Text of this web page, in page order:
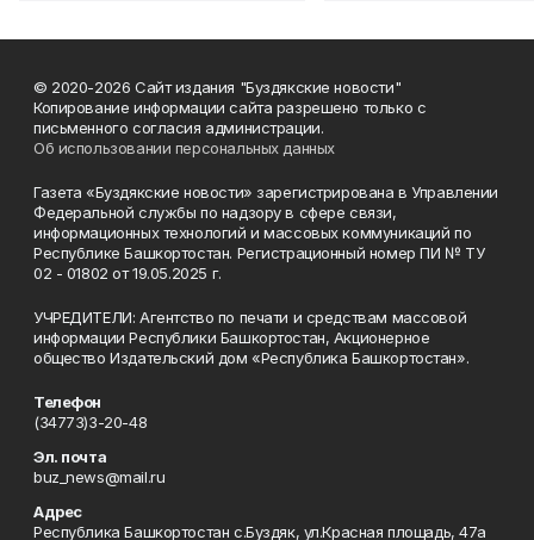
© 2020-2026 Сайт издания "Буздякские новости"
Копирование информации сайта разрешено только с
письменного согласия администрации.
Об использовании персональных данных
Газета «Буздякские новости» зарегистрирована в Управлении
Федеральной службы по надзору в сфере связи,
информационных технологий и массовых коммуникаций по
Республике Башкортостан. Регистрационный номер ПИ № ТУ
02 - 01802 от 19.05.2025 г.
УЧРЕДИТЕЛИ: Агентство по печати и средствам массовой
информации Республики Башкортостан, Акционерное
общество Издательский дом «Республика Башкортостан».
Телефон
(34773)3-20-48
Эл. почта
buz_news@mail.ru
Адрес
Республика Башкортостан с.Буздяк, ул.Красная площадь, 47а